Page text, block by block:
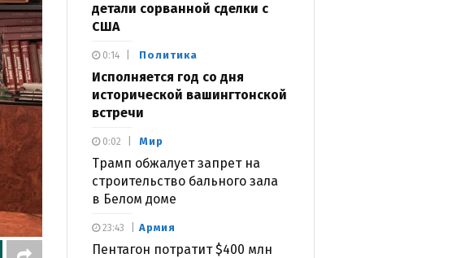
детали сорванной сделки с
США
Политика
Исполняется год со дня
исторической вашингтонской
встречи
0:14
Мир
Трамп обжалует запрет на
строительство бального зала
в Белом доме
0:02
Армия
Пентагон потратит $400 млн
23:43